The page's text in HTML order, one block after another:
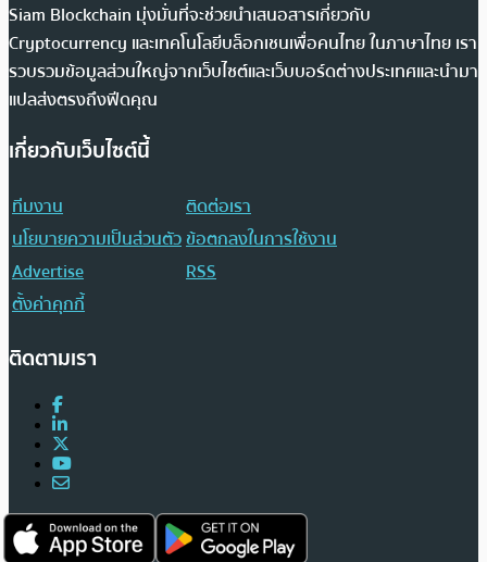
Siam Blockchain มุ่งมั่นที่จะช่วยนำเสนอสารเกี่ยวกับ
Cryptocurrency และเทคโนโลยีบล็อกเชนเพื่อคนไทย ในภาษาไทย เรา
รวบรวมข้อมูลส่วนใหญ่จากเว็บไซต์และเว็บบอร์ดต่างประเทศและนำมา
แปลส่งตรงถึงฟีดคุณ
เกี่ยวกับเว็บไซต์นี้
ทีมงาน
ติดต่อเรา
นโยบายความเป็นส่วนตัวข้อตกลงในการใช้งาน
Advertise
RSS
ตั้งค่าคุกกี้
ติดตามเรา